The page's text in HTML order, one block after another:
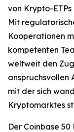
von Krypto-
Mit
Kooperationen
kompetenten
weltweit den
anspruchsvollen
mit der sich
Kryptomarktes
Der Coinbase